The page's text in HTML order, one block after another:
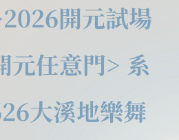
開元試場
元任意門> 系
大溪地樂舞